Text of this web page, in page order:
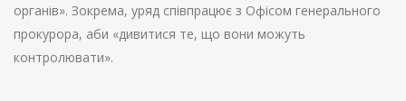
органів». Зокрема, уряд співпрацює з Офісом генерального
прокурора, аби «дивитися те, що вони можуть
контролювати».